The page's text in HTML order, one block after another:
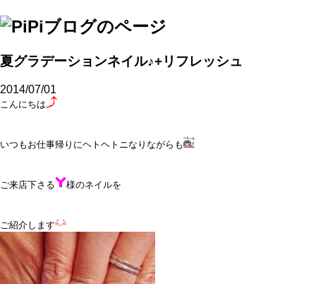
夏グラデーションネイル♪+リフレッシュ
2014/07/01
こんにちは
いつもお仕事帰りにヘトヘトニなりながらも
ご来店下さる 様のネイルを
ご紹介します